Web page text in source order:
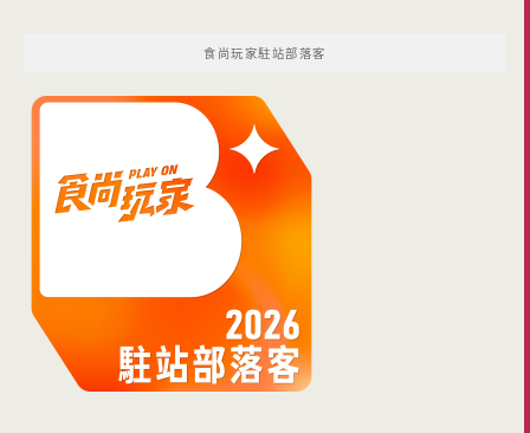
食尚玩家駐站部落客